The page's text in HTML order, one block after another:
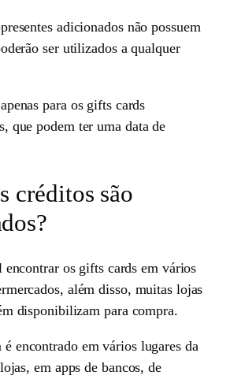
adicionados não possuem
ser utilizados a qualquer
para os gifts cards
que podem ter uma data de
créditos são
os gifts cards em vários
além disso, muitas lojas
disponibilizam para compra.
é encontrado em vários lugares da
em apps de bancos, de